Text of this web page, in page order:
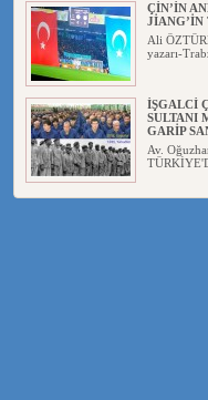
ÇİN’İN
JİANG’İN
Ali
yazarı-
İŞGALCİ
SULTANI
GARİP
Av.
SAADET